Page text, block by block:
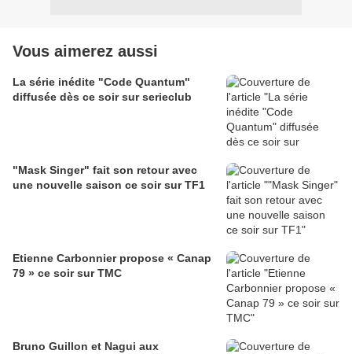
Vous aimerez aussi
La série inédite "Code Quantum"
diffusée dès ce soir sur serieclub
"Mask Singer" fait son retour avec
une nouvelle saison ce soir sur TF1
Etienne Carbonnier propose « Canap
79 » ce soir sur TMC
Bruno Guillon et Nagui aux